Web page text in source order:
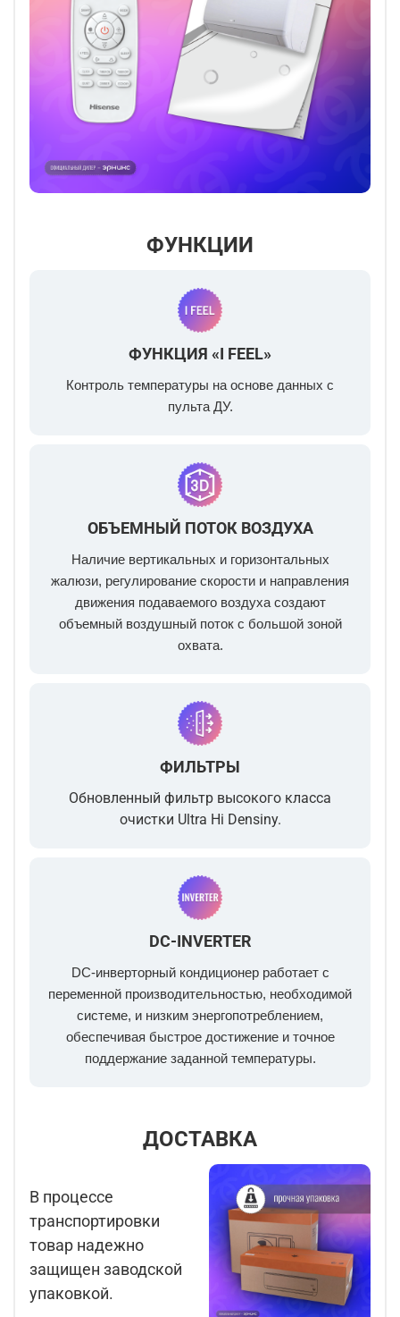
ФУНКЦИИ
ФУНКЦИЯ «I FEEL»
Контроль температуры на основе данных с
пульта ДУ.
ОБЪЕМНЫЙ ПОТОК ВОЗДУХА
Наличие вертикальных и горизонтальных
жалюзи, регулирование скорости и направления
движения подаваемого воздуха создают
объемный воздушный поток с большой зоной
охвата.
ФИЛЬТРЫ
Обновленный фильтр высокого класса
очистки Ultra Hi Densiny.
DC-INVERTER
DC-инверторный кондиционер работает с
переменной производительностью, необходимой
системе, и низким энергопотреблением,
обеспечивая быстрое достижение и точное
поддержание заданной температуры.
ДОСТАВКА
В процессе
транспортировки
товар надежно
защищен заводской
упаковкой.